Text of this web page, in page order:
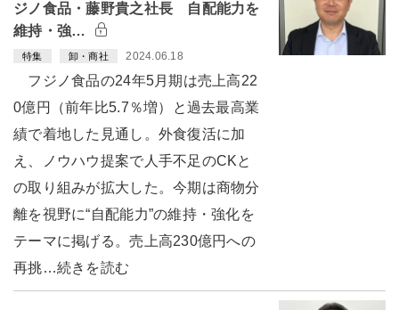
ジノ食品・藤野貴之社長 自配能力を
維持・強…
特集 卸・商社 2024.06.18
フジノ食品の24年5月期は売上高22
0億円（前年比5.7％増）と過去最高業
績で着地した見通し。外食復活に加
え、ノウハウ提案で人手不足のCKと
の取り組みが拡大した。今期は商物分
離を視野に“自配能力”の維持・強化を
テーマに掲げる。売上高230億円への
再挑…続きを読む